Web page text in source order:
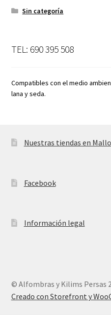
Sin categoría
TEL: 690 395 508
Compatibles con el medio
lana y seda.
Nuestras tiendas en
Facebook
Información legal
© Alfombras y Kilims Persas
Creado con Storefront y